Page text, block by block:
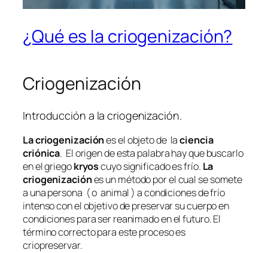
¿Qué es la criogenización?
Criogenización
Introducción a la criogenización.
La criogenizaciónes el objeto de laciencia
criónica. El origen de esta palabra hay que buscarlo
en el griegokryoscuyo significado es frío. La
criogenizaciónes un método por el cual se somete
a una persona ( o animal ) a condiciones de frío
intenso con el objetivo de preservar su cuerpo en
condiciones para ser reanimado en el futuro. El
término correcto para este proceso es
criopreservar.